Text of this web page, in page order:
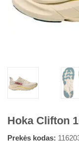
Hoka Clifton
Prekės kodas: